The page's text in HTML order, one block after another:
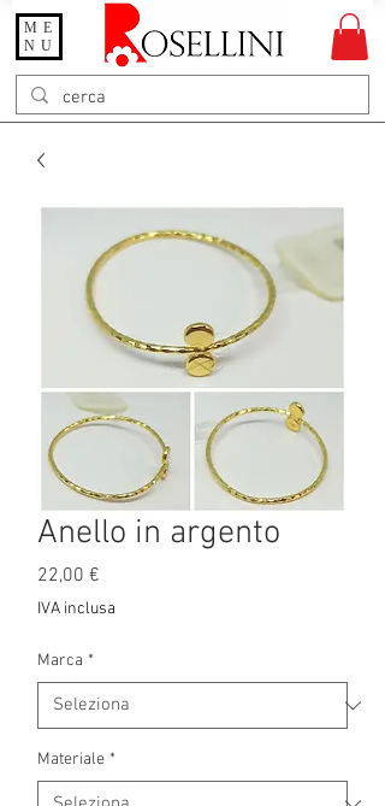
Gioielleria Rosellini
Rosellini online
ME
NU
Anello in argento
22,00 €
IVA inclusa
Marca *
Materiale *